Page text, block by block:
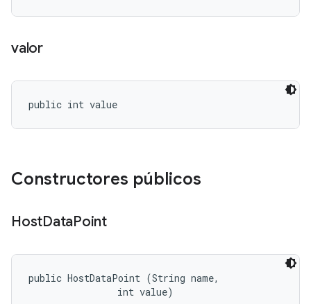
valor
public int value
Constructores públicos
HostDataPoint
public HostDataPoint (String name,
                int value)